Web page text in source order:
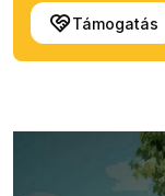
Támogatás